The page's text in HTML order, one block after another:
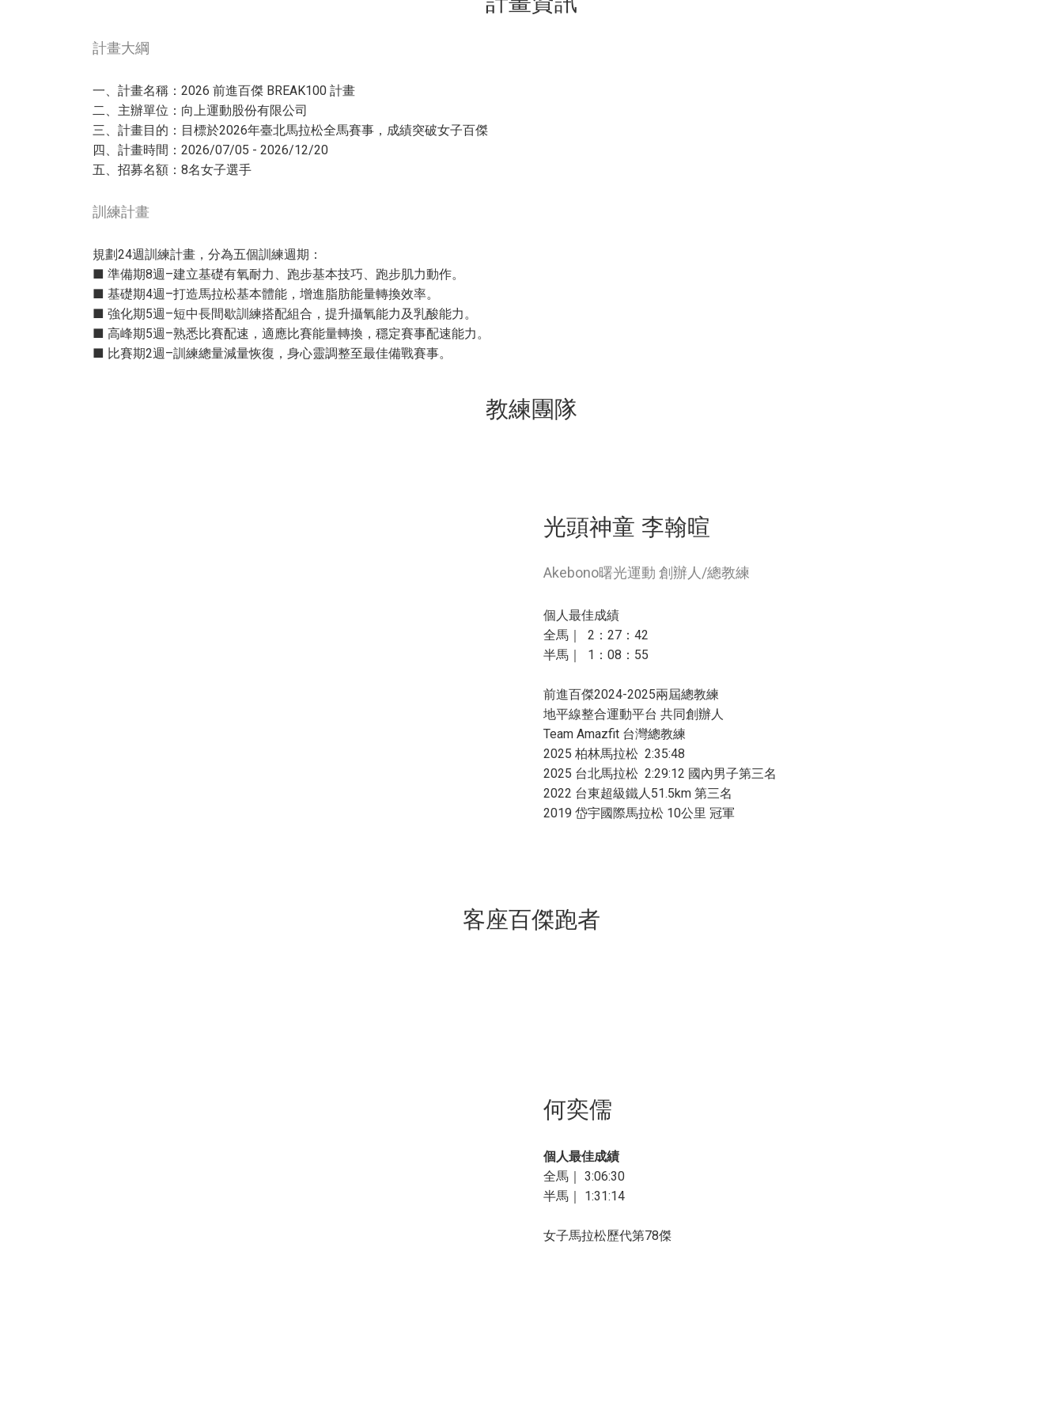
計畫大綱
一、計畫名稱：2026 前進百傑 BREAK100 計畫
二、主辦單位：向上運動股份有限公司
三、計畫目的：目標於2026年臺北馬拉松全馬賽事，成績突破女子百傑
四、計畫時間：2026/07/05 - 2026/12/20
五、招募名額：8名女子選手
訓練計畫
規劃24週訓練計畫，分為五個訓練週期：
■ 準備期8週–建立基礎有氧耐力、跑步基本技巧、跑步肌力動作。
■ 基礎期4週–打造馬拉松基本體能，增進脂肪能量轉換效率。
■ 強化期5週–短中長間歇訓練搭配組合，提升攝氧能力及乳酸能力。
■ 高峰期5週–熟悉比賽配速，適應比賽能量轉換，穩定賽事配速能力。
■ 比賽期2週–訓練總量減量恢復，身心靈調整至最佳備戰賽事。
教練團隊
光頭神童 李翰暄
Akebono曙光運動 創辦人/總教練
個人最佳成績
全馬｜ 2：27：42
半馬｜ 1：08：55
前進百傑2024-2025兩屆總教練
地平線整合運動平台 共同創辦人
Team Amazfit 台灣總教練
2025 柏林馬拉松 2:35:48
2025 台北馬拉松 2:29:12 國內男子第三名
2022 台東超級鐵人51.5km 第三名
2019 岱宇國際馬拉松 10公里 冠軍
客座百傑跑者
何奕儒
個人最佳成績
全馬｜ 3:06:30
半馬｜ 1:31:14
女子馬拉松歷代第78傑